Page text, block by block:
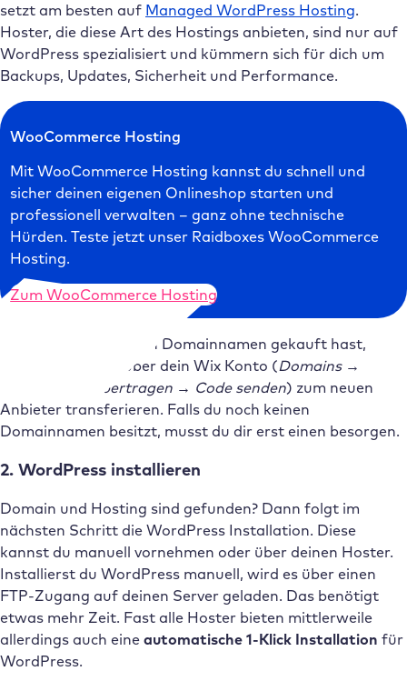
setzt am besten auf Managed WordPress Hosting.
Hoster, die diese Art des Hostings anbieten, sind nur auf
WordPress spezialisiert und kümmern sich für dich um
Backups, Updates, Sicherheit und Performance.
WooCommerce Hosting
Mit WooCommerce Hosting kannst du schnell und
sicher deinen eigenen Onlineshop starten und
professionell verwalten – ganz ohne technische
Hürden. Teste jetzt unser Raidboxes WooCommerce
Hosting.
Zum WooCommerce Hosting
Wenn du bereits einen Domainnamen gekauft hast,
kannst du diesen über dein Wix Konto (Domains →
Erweitert → Übertragen → Code senden) zum neuen
Anbieter transferieren. Falls du noch keinen
Domainnamen besitzt, musst du dir erst einen besorgen.
2. WordPress installieren
Domain und Hosting sind gefunden? Dann folgt im
nächsten Schritt die WordPress Installation. Diese
kannst du manuell vornehmen oder über deinen Hoster.
Installierst du WordPress manuell, wird es über einen
FTP-Zugang auf deinen Server geladen. Das benötigt
etwas mehr Zeit. Fast alle Hoster bieten mittlerweile
allerdings auch eine automatische 1-Klick Installation für
WordPress.